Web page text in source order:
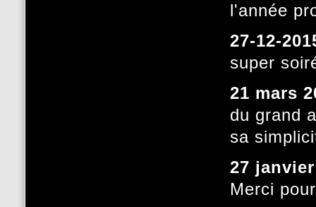
l'année
27-12-
super
21 mars
du grand
sa
27
Merci